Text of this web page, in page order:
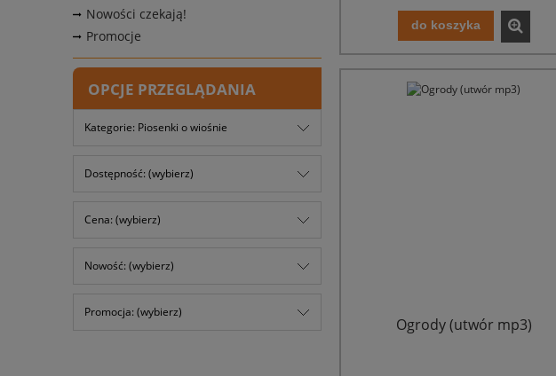
Nowości czekają!
Promocje
OPCJE PRZEGLĄDANIA
Kategorie: Piosenki o wiośnie
Dostępność: (wybierz)
Cena: (wybierz)
Nowość: (wybierz)
Promocja: (wybierz)
do koszyka
Ogrody (utwór mp3)